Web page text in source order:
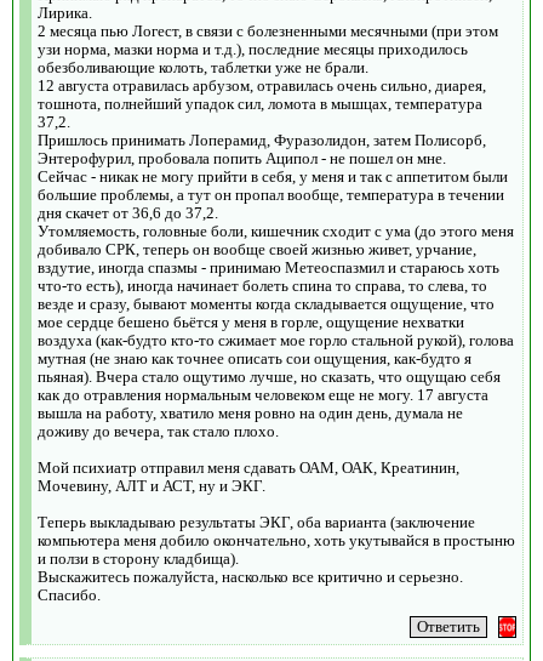
Лирика.
2 месяца пью Логест, в связи с болезненными месячными (при этом
узи норма, мазки норма и т.д.), последние месяцы приходилось
обезболивающие колоть, таблетки уже не брали.
12 августа отравилась арбузом, отравилась очень сильно, диарея,
тошнота, полнейший упадок сил, ломота в мышцах, температура
37,2.
Пришлось принимать Лоперамид, Фуразолидон, затем Полисорб,
Энтерофурил, пробовала попить Аципол - не пошел он мне.
Сейчас - никак не могу прийти в себя, у меня и так с аппетитом были
большие проблемы, а тут он пропал вообще, температура в течении
дня скачет от 36,6 до 37,2.
Утомляемость, головные боли, кишечник сходит с ума (до этого меня
добивало СРК, теперь он вообще своей жизнью живет, урчание,
вздутие, иногда спазмы - принимаю Метеоспазмил и стараюсь хоть
что-то есть), иногда начинает болеть спина то справа, то слева, то
везде и сразу, бывают моменты когда складывается ощущение, что
мое сердце бешено бьётся у меня в горле, ощущение нехватки
воздуха (как-будто кто-то сжимает мое горло стальной рукой), голова
мутная (не знаю как точнее описать сои ощущения, как-будто я
пьяная). Вчера стало ощутимо лучше, но сказать, что ощущаю себя
как до отравления нормальным человеком еще не могу. 17 августа
вышла на работу, хватило меня ровно на один день, думала не
доживу до вечера, так стало плохо.
Мой психиатр отправил меня сдавать ОАМ, ОАК, Креатинин,
Мочевину, АЛТ и АСТ, ну и ЭКГ.
Теперь выкладываю результаты ЭКГ, оба варианта (заключение
компьютера меня добило окончательно, хоть укутывайся в простыню
и ползи в сторону кладбища).
Выскажитесь пожалуйста, насколько все критично и серьезно.
Спасибо.